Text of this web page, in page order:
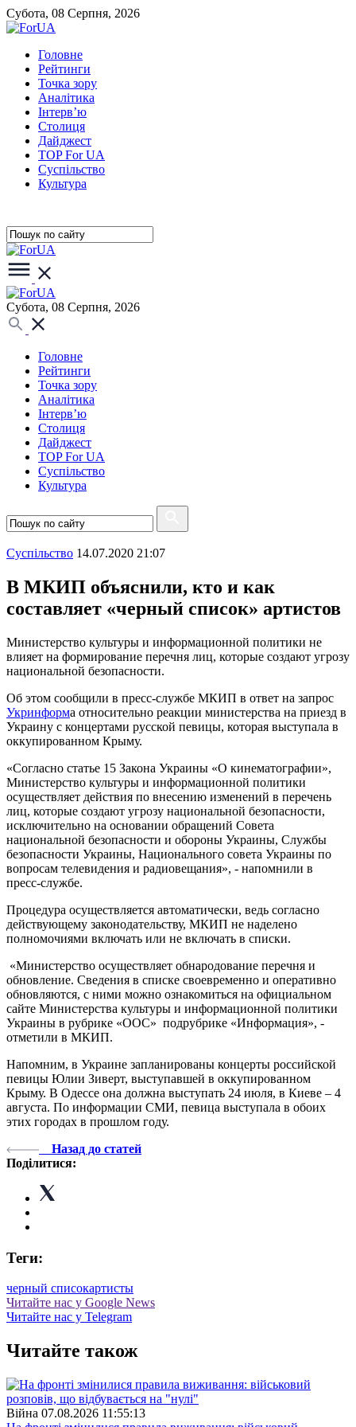
Субота, 08 Серпня, 2026
Головне
Рейтинги
Точка зору
Аналітика
Інтерв’ю
Столиця
Дайджест
TOP For UA
Суспiльство
Культура
Субота, 08 Серпня, 2026
Головне
Рейтинги
Точка зору
Аналітика
Інтерв’ю
Столиця
Дайджест
TOP For UA
Суспiльство
Культура
Суспiльство 14.07.2020 21:07
В МКИП объяснили, кто и как
составляет «черный список» артистов
Министерство культуры и информационной политики не
влияет на формирование перечня лиц, которые создают угрозу
национальной безопасности.
Об этом сообщили в пресс-службе МКИП в ответ на запрос
Укринформа относительно реакции министерства на приезд в
Украину с концертами русской певицы, которая выступала в
оккупированном Крыму.
«Согласно статье 15 Закона Украины «О кинематографии»,
Министерство культуры и информационной политики
осуществляет действия по внесению изменений в перечень
лиц, которые создают угрозу национальной безопасности,
исключительно на основании обращений Совета
национальной безопасности и обороны Украины, Службы
безопасности Украины, Национального совета Украины по
вопросам телевидения и радиовещания», - напомнили в
пресс-службе.
Процедура осуществляется автоматически, ведь согласно
действующему законодательству, МКИП не наделено
полномочиями включать или не включать в списки.
«Министерство осуществляет обнародование перечня и
обновление. Сведения в списке своевременно и оперативно
обновляются, с ними можно ознакомиться на официальном
сайте Министерства культуры и информационной политики
Украины в рубрике «ООС» подрубрике «Информация», -
отметили в МКИП.
Напомним, в Украине запланированы концерты российской
певицы Юлии Зиверт, выступавшей в оккупированном
Крыму. В Одессе она должна выступать 24 июля, в Киеве – 4
августа. По информации СМИ, певица выступала в обоих
этих городах в прошлом году.
Назад до статей
Поділитися:
Теги:
черный списокартисты
Читайте нас у Google News
Читайте нас у Telegram
Читайте також
Війна 07.08.2026 11:55:13